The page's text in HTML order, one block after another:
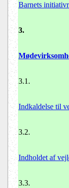
Barnets
3.
3.1.
Indkaldelse til
3.2.
Indholdet af
3.3.